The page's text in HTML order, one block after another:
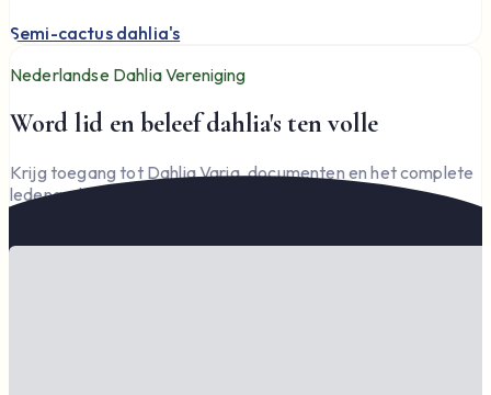
Semi-cactus dahlia's
Nederlandse Dahlia Vereniging
Word lid en beleef dahlia's ten volle
Krijg toegang tot Dahlia Varia, documenten en het complete
ledengedeelte — en steun de vereniging.